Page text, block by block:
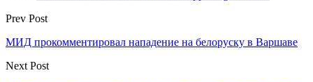
Prev Post
МИД прокомментировал нападение на белоруску в Варшаве
Next Post